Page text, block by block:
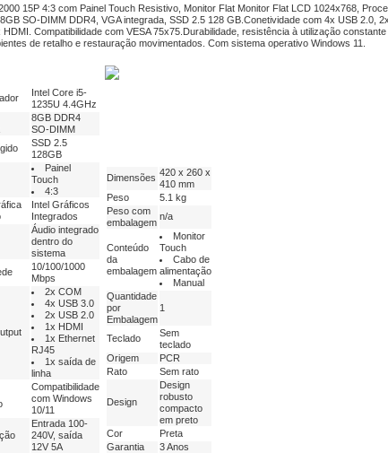
15P 4:3 com Painel Touch Resistivo, Monitor Flat Monitor Flat LCD 1024x768,
SO-DIMM DDR4, VGA integrada, SSD 2.5 128 GB.Conetividade com 4x USB 2.0,
HDMI. Compatibilidade com VESA 75x75.Durabilidade, resistência à utilização
de retalho e restauração movimentados. Com sistema operativo Windows 11.
Intel Core i5-
1235U 4.4GHz
8GB DDR4
SO-DIMM
SSD 2.5
128GB
Painel
Touch
4:3
Intel Gráficos
Integrados
Áudio integrado
dentro do
sistema
10/100/1000
Mbps
2x COM
4x USB 3.0
2x USB 2.0
1x HDMI
1x Ethernet
RJ45
1x saída de
linha
Compatibilidade
com Windows
10/11
Entrada 100-
240V, saída
12V 5A
Dimensões 420 x 260 x
410 mm
Peso
5.1 kg
Peso com
embalagem
n/a
Conteúdo
da
embalagem
Monitor
Touch
Cabo de
alimentação
Manual
Quantidade
por
Embalagem
1
Teclado
Sem
teclado
Origem
PCR
Rato
Sem rato
Design
Design
robusto
compacto
em preto
Cor
Preta
Garantia
3 Anos